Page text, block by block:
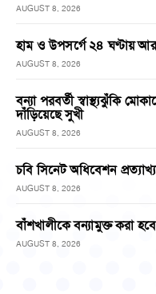
AUGUST 8, 2026
হাম ও উপসর্গে ২৪ ঘণ্টায়
AUGUST 8, 2026
বন্যা পরবর্তী স্বাস্থ্যঝুঁকি
দাঁড়িয়েছে সুখী
AUGUST 8, 2026
চবি সিনেট অধিবেশন
AUGUST 8, 2026
বাঁশখালীকে বন্যামুক্ত করা হবে:
AUGUST 8, 2026